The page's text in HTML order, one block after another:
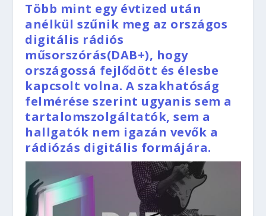
Több mint egy évtized után
anélkül szűnik meg az országos
digitális rádiós
műsorszórás(DAB+), hogy
országossá fejlődött és élesbe
kapcsolt volna. A szakhatóság
felmérése szerint ugyanis sem a
tartalomszolgáltatók, sem a
hallgatók nem igazán vevők a
rádiózás digitális formájára.